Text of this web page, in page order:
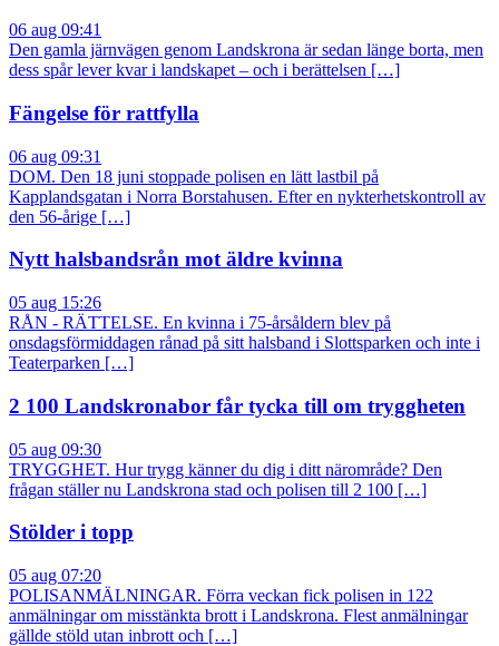
06 aug 09:41
Den gamla järnvägen genom Landskrona är sedan länge borta, men
dess spår lever kvar i landskapet – och i berättelsen […]
Fängelse för rattfylla
06 aug 09:31
DOM. Den 18 juni stoppade polisen en lätt lastbil på
Kapplandsgatan i Norra Borstahusen. Efter en nykterhetskontroll av
den 56-årige […]
Nytt halsbandsrån mot äldre kvinna
05 aug 15:26
RÅN - RÄTTELSE. En kvinna i 75-årsåldern blev på
onsdagsförmiddagen rånad på sitt halsband i Slottsparken och inte i
Teaterparken […]
2 100 Landskronabor får tycka till om tryggheten
05 aug 09:30
TRYGGHET. Hur trygg känner du dig i ditt närområde? Den
frågan ställer nu Landskrona stad och polisen till 2 100 […]
Stölder i topp
05 aug 07:20
POLISANMÄLNINGAR. Förra veckan fick polisen in 122
anmälningar om misstänkta brott i Landskrona. Flest anmälningar
gällde stöld utan inbrott och […]